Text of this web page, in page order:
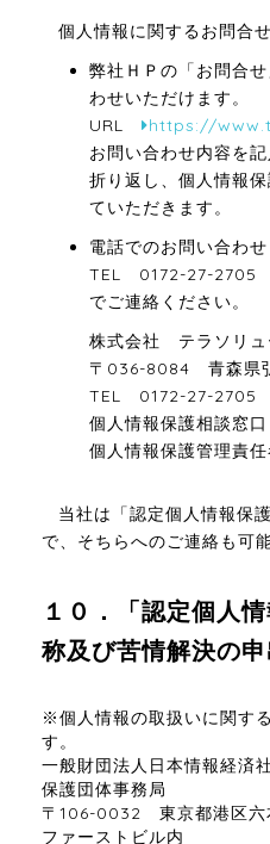
個人情報に関するお問合
弊社ＨＰの「お問合
わせいただけます。
URL
https://
お問い合わせ内容を
折り返し、個人情報
ていただきます。
電話でのお問い合わせ
TEL 0172-27-2705
でご連絡ください。
株式会社 テラソリュ
〒036-8084 青森県
TEL 0172-27-2705
個人情報保護相談窓口
個人情報保護管理責
当社は「認定個人情報保
で、そちらへのご連絡も可能
１０．「認定個人
称及び苦情解決の
※個人情報の取扱いに関す
す。
一般財団法人日本情報経済
保護団体事務局
〒106-0032 東京都港区六
ファーストビル内